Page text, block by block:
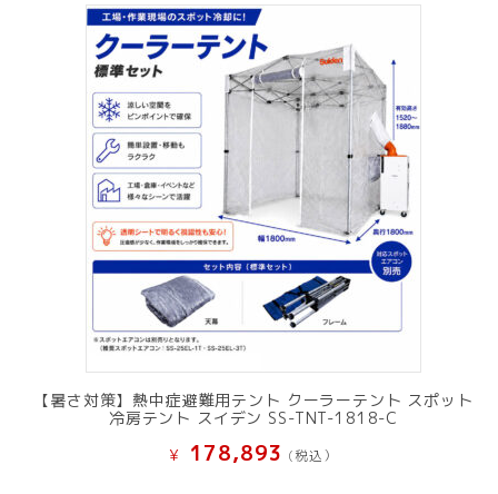
【暑さ対策】熱中症避難用テント クーラーテント スポット
冷房テント スイデン SS-TNT-1818-C
¥ 178,893 (税込）